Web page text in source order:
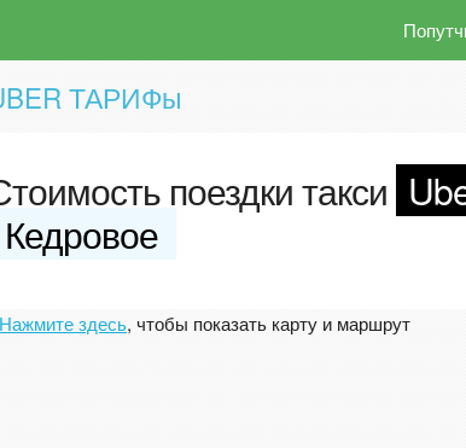
ТАРИФы
поездки такси
Кедровое
Нажмите здесь, чтобы показать карту и маршрут